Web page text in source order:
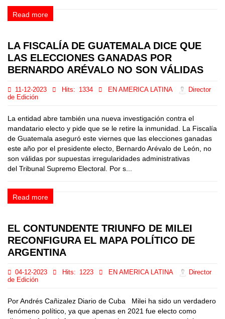
Read more
LA FISCALÍA DE GUATEMALA DICE QUE
LAS ELECCIONES GANADAS POR
BERNARDO ARÉVALO NO SON VÁLIDAS
11-12-2023 Hits: 1334 EN AMERICA LATINA
Director
de Edición
La entidad abre también una nueva investigación contra el
mandatario electo y pide que se le retire la inmunidad. La Fiscalía
de Guatemala aseguró este viernes que las elecciones ganadas
este año por el presidente electo, Bernardo Arévalo de León, no
son válidas por supuestas irregularidades administrativas
del Tribunal Supremo Electoral. Por s...
Read more
EL CONTUNDENTE TRIUNFO DE MILEI
RECONFIGURA EL MAPA POLÍTICO DE
ARGENTINA
04-12-2023 Hits: 1223 EN AMERICA LATINA
Director
de Edición
Por Andrés Cañizalez Diario de Cuba Milei ha sido un verdadero
fenómeno político, ya que apenas en 2021 fue electo como